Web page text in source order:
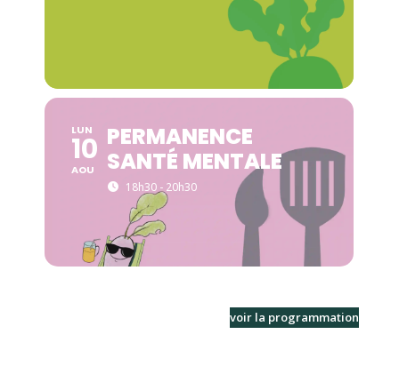
LUN
10
AOU
PERMANENCE
SANTÉ MENTALE
18h30 - 20h30
voir la programmation